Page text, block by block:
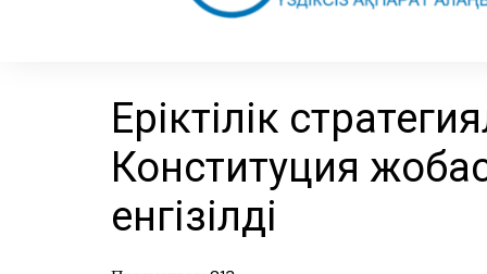
Еріктілік
Конституция
енгізілді